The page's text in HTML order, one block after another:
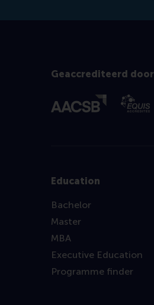
Geaccrediteerd door
Education
Bachelor
Master
MBA
Executive Education
Programme finder